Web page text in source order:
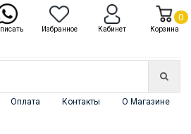
Оплата Контакты О Магазине
Избранное Кабинет Корзина
0